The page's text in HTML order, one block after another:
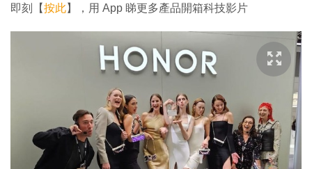
片
即刻【按此】，用 App 睇更多產品開箱科技影片